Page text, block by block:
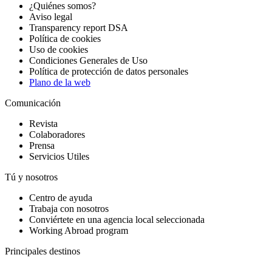
¿Quiénes somos?
Aviso legal
Transparency report DSA
Política de cookies
Uso de cookies
Condiciones Generales de Uso
Política de protección de datos personales
Plano de la web
Comunicación
Revista
Colaboradores
Prensa
Servicios Utiles
Tú y nosotros
Centro de ayuda
Trabaja con nosotros
Conviértete en una agencia local seleccionada
Working Abroad program
Principales destinos